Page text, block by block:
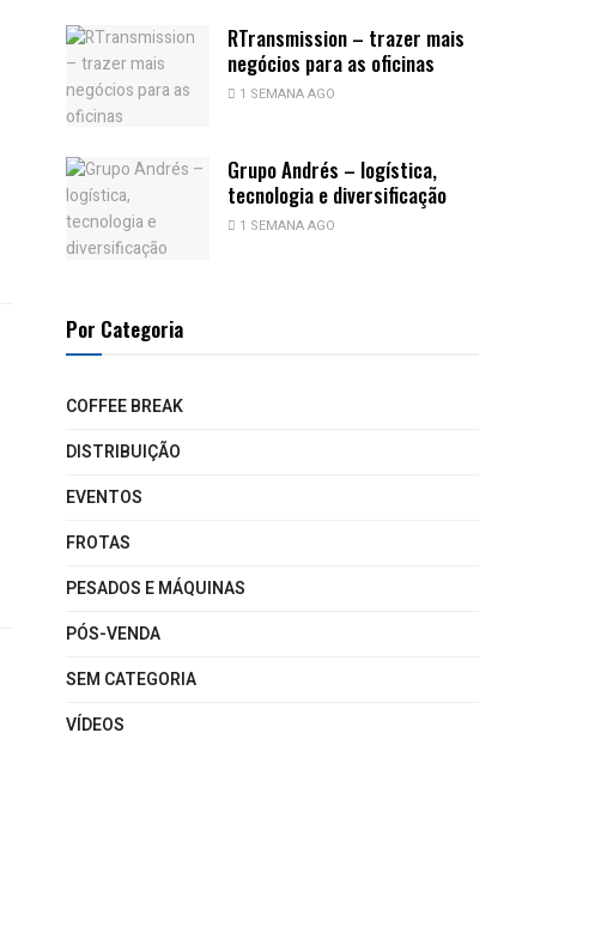
RTransmission – trazer mais
negócios para as oficinas
1 SEMANA AGO
Grupo Andrés – logística,
tecnologia e diversificação
1 SEMANA AGO
Por Categoria
COFFEE BREAK
DISTRIBUIÇÃO
EVENTOS
FROTAS
PESADOS E MÁQUINAS
PÓS-VENDA
SEM CATEGORIA
VÍDEOS